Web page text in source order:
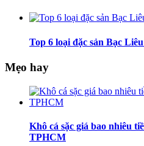
Top 6 loại đặc sản Bạc
Mẹo hay
Khô cá sặc giá bao nhiêu
TPHCM